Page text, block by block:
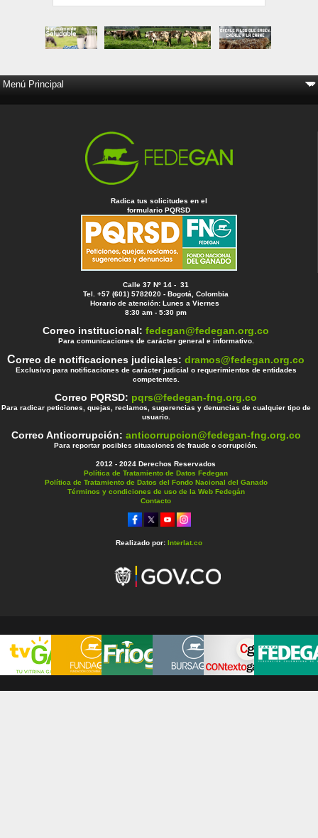
Radica tus solicitudes en el
formulario PQRSD
Calle 37 Nº 14 - 31
Tel. +57 (601) 5782020 - Bogotá, Colombia
Horario de atención: Lunes a Viernes
8:30 am - 5:30 pm
Correo institucional:fedegan@fedegan.org.co
Para comunicaciones de carácter general e informativo.
Correo de notificaciones judiciales:dramos@fedegan.org.co
Exclusivo para notificaciones de carácter judicial o requerimientos de entidades
competentes.
Correo PQRSD: pqrs@fedegan-fng.org.co
Para radicar peticiones, quejas, reclamos, sugerencias y denuncias de cualquier tipo de
usuario.
Correo Anticorrupción: anticorrupcion@fedegan-fng.org.co
Para reportar posibles situaciones de fraude o corrupción.
2012 - 2024 Derechos Reservados
Política de Tratamiento de Datos Fedegan
Política de Tratamiento de Datos del Fondo Nacional del Ganado
Términos y condiciones de uso de la Web Fedegán
Contacto
Realizado por: Interlat.co